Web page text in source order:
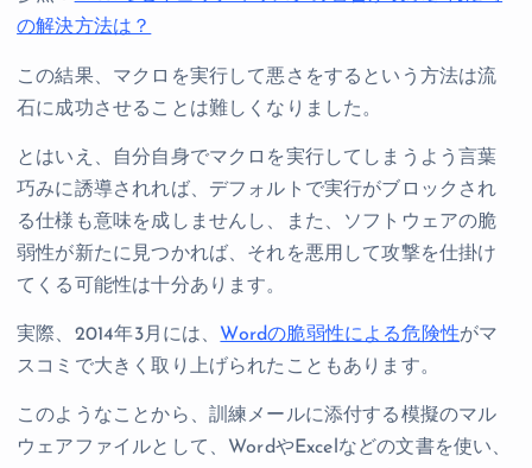
の解決方法は？
この結果、マクロを実行して悪さをするという方法は流
石に成功させることは難しくなりました。
とはいえ、自分自身でマクロを実行してしまうよう言葉
巧みに誘導されれば、デフォルトで実行がブロックされ
る仕様も意味を成しませんし、また、ソフトウェアの脆
弱性が新たに見つかれば、それを悪用して攻撃を仕掛け
てくる可能性は十分あります。
実際、2014年3月には、 Wordの脆弱性による危険性がマ
スコミで大きく取り上げられたこともあります。
このようなことから、訓練メールに添付する模擬のマル
ウェアファイルとして、WordやExcelなどの文書を使い、